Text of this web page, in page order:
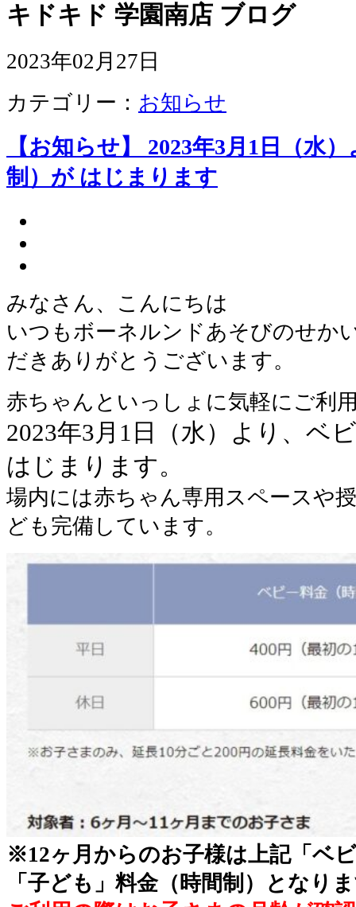
キドキド 学園南店 ブログ
2023年02月27日
カテゴリー： お知らせ
【お知らせ】 2023年3月1日（水
制）が はじまります
みなさん、こんにちは
いつもボーネルンドあそびのせか
だきありがとうございます。
赤ちゃんといっしょに気軽にご利
2023年3月1日（水）より、ベ
はじまります。
場内には赤ちゃん専用スペースや
ども完備しています。
※12ヶ月からのお子様は上記「ベ
「子ども」料金（時間制）となり